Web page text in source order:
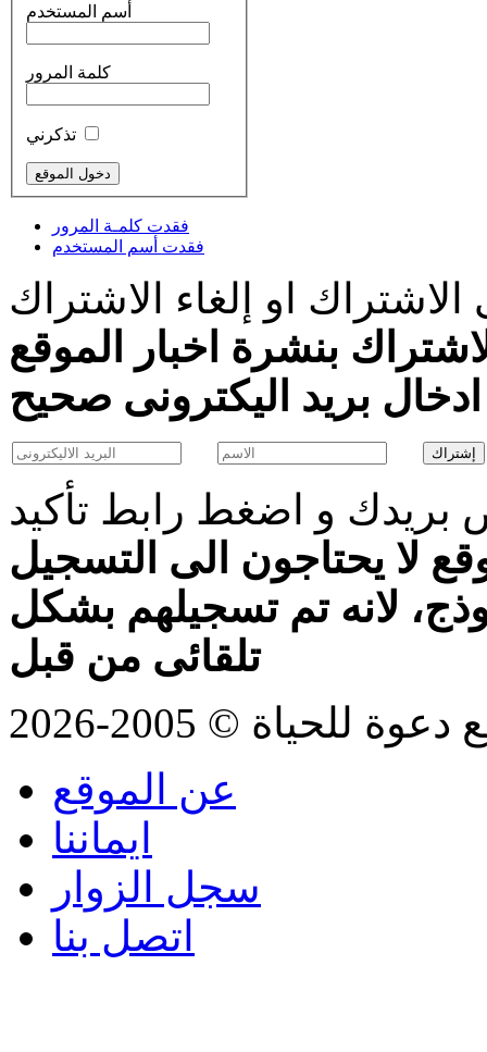
أسم المستخدم
كلمة المرور
فقدت كلمـة المرور
فقدت أسم المستخدم
او إلغاء الاشتراك
بنشرة اخبار الموقع
و اضغط رابط تأكيد
لا يحتاجون الى التسجيل
لانه تم تسجيلهم بشكل
تلقائى من قبل
© 2005-2026
عن الموقع
ايماننا
سجل الزوار
اتصل بنا